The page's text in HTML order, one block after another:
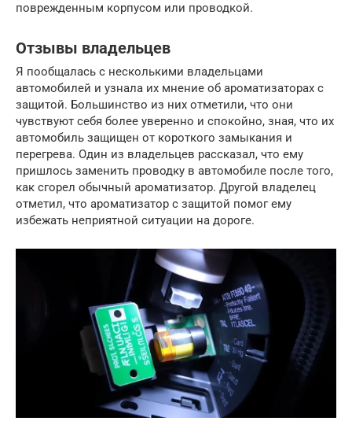
поврежденным корпусом или проводкой.
Отзывы владельцев
Я пообщалась с несколькими владельцами
автомобилей и узнала их мнение об ароматизаторах с
защитой. Большинство из них отметили, что они
чувствуют себя более уверенно и спокойно, зная, что их
автомобиль защищен от короткого замыкания и
перегрева. Один из владельцев рассказал, что ему
пришлось заменить проводку в автомобиле после того,
как сгорел обычный ароматизатор. Другой владелец
отметил, что ароматизатор с защитой помог ему
избежать неприятной ситуации на дороге.